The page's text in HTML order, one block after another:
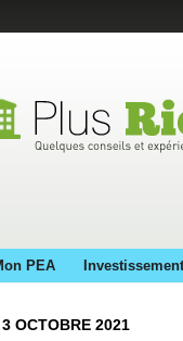
PEA
OCTOBRE 2021